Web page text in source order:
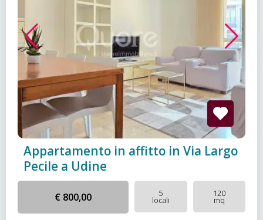
Appartamento in affitto in Via Largo
Pecile a Udine
€ 800,00 5
locali
120
mq